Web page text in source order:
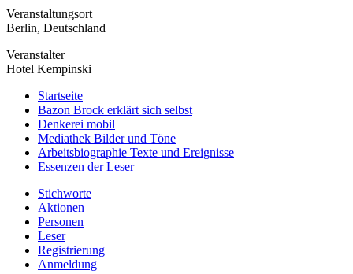
Veranstaltungsort
Berlin, Deutschland
Veranstalter
Hotel Kempinski
Startseite
Bazon Brock erklärt sich selbst
Denkerei mobil
Mediathek Bilder und Töne
Arbeitsbiographie Texte und Ereignisse
Essenzen der Leser
Stichworte
Aktionen
Personen
Leser
Registrierung
Anmeldung